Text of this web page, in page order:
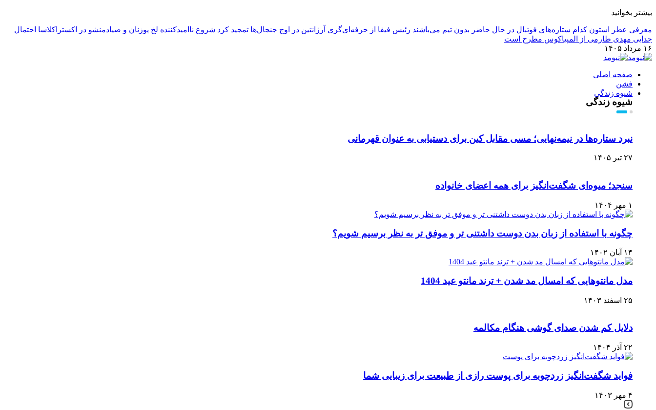
بیشتر بخوانید
معرفی عطر استون کدام ستاره‌های فوتبال در حال حاضر بدون تیم می‌باشند رئیس فیفا از حرفه‌ای‌گری آرژانتین در اوج جنجال‌ها تمجید کرد شروع ناامیدکننده لخ پوزنان و صیادمنشو در اکستراکلاسا احتمال
جدایی مهدی طارمی از المپیاکوس مطرح است
۱۶ مرداد ۱۴۰۵
صفحه اصلی
فشن
شیوه زندگی
شیوه زندگی
نبرد ستاره‌ها در نیمه‌نهایی؛ مسی مقابل کین برای دستیابی به عنوان قهرمانی
۲۷ تیر ۱۴۰۵
سنجد؛ میوه‌ای شگفت‌انگیز برای همه اعضای خانواده
۱ مهر ۱۴۰۴
چگونه با استفاده از زبان بدن دوست داشتنی تر و موفق تر به نظر برسیم شویم؟
۱۴ آبان ۱۴۰۲
مدل مانتوهایی که امسال مد شدن + ترند مانتو عید 1404
۲۵ اسفند ۱۴۰۳
دلایل کم شدن صدای گوشی هنگام مکالمه
۲۲ آذر ۱۴۰۴
فواید شگفت‌انگیز زردچوبه برای پوست رازی از طبیعت برای زیبایی شما
۴ مهر ۱۴۰۳